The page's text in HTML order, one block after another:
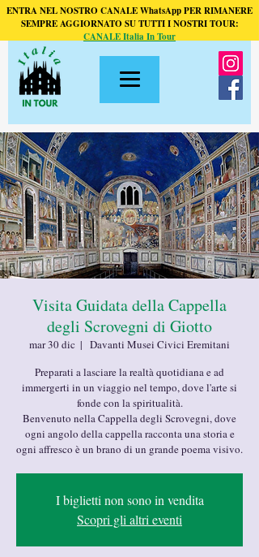
ENTRA NEL NOSTRO CANALE WhatsApp PER RIMANERE
SEMPRE AGGIORNATO SU TUTTI I NOSTRI TOUR:
CANALE Italia In Tour
Visita Guidata della Cappella
degli Scrovegni di Giotto
mar 30 dic
  |
Davanti Musei Civici Eremitani
Preparati a lasciare la realtà quotidiana e ad
immergerti in un viaggio nel tempo, dove l'arte si
fonde con la spiritualità.
Benvenuto nella Cappella degli Scrovegni, dove
ogni angolo della cappella racconta una storia e
ogni affresco è un brano di un grande poema visivo.
I biglietti non sono in vendita
Scopri gli altri eventi